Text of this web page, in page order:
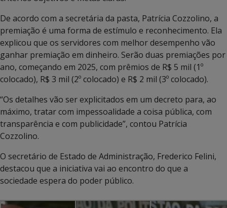
De acordo com a secretária da pasta, Patrícia Cozzolino, a
premiação é uma forma de estímulo e reconhecimento. Ela
explicou que os servidores com melhor desempenho vão
ganhar premiação em dinheiro. Serão duas premiações por
ano, começando em 2025, com prêmios de R$ 5 mil (1º
colocado), R$ 3 mil (2º colocado) e R$ 2 mil (3º colocado).
“Os detalhes vão ser explicitados em um decreto para, ao
máximo, tratar com impessoalidade a coisa pública, com
transparência e com publicidade”, contou Patrícia
Cozzolino.
O secretário de Estado de Administração, Frederico Felini,
destacou que a iniciativa vai ao encontro do que a
sociedade espera do poder público.